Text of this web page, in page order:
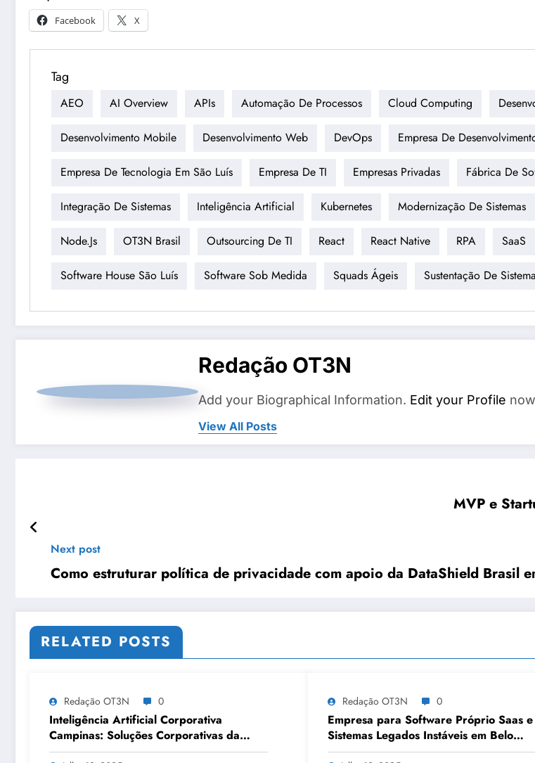
Facebook
X
Tag
AEO AI Overview APIs Automação De Processos Cloud Computing
Desenvolvimento Mobile Desenvolvimento Web DevOps Empresa De
Empresa De Tecnologia Em São Luís Empresa De TI Empresas Privadas Fábrica De
Integração De Sistemas Inteligência Artificial Kubernetes Modernização De Sistemas
Node.js OT3N Brasil Outsourcing De TI React React Native RPA SaaS
Software House São Luís Software Sob Medida Squads Ágeis Sustentação De
Redação OT3N
Add your Biographical Information. Edit your Profile
View All Posts
MVP e
Next post
Como estruturar política de privacidade com apoio da DataShield Brasil
RELATED POSTS
Redação OT3N 0
Inteligência Artificial Corporativa
Campinas: Soluções Corporativas da
OT3N Brasil – Guia 3083
Redação OT3N 0
Empresa para Software Próprio Saas e
Sistemas Legados Instáveis em Belo
Horizonte | OT3N Brasil – Guia 3449